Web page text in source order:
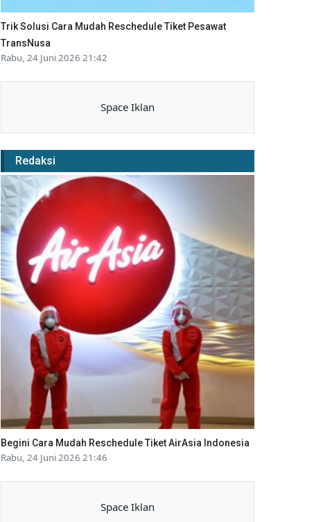
Trik Solusi Cara Mudah Reschedule Tiket Pesawat
TransNusa
Rabu, 24 Juni 2026 21:42
Space Iklan
Redaksi
Begini Cara Mudah Reschedule Tiket AirAsia Indonesia
Rabu, 24 Juni 2026 21:46
Space Iklan